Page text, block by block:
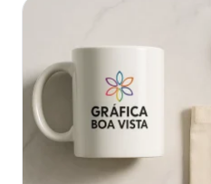
produto
várias
variantes.
As
opções